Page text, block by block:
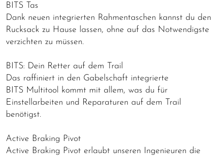
BITS Tas
Dank neuen integrierten Rahmentaschen kannst du den
Rucksack zu Hause lassen, ohne auf das Notwendigste
verzichten zu müssen.
BITS: Dein Retter auf dem Trail
Das raffiniert in den Gabelschaft integrierte
BITS Multitool kommt mit allem, was du für
Einstellarbeiten und Reparaturen auf dem Trail
benötigst.
Active Braking Pivot
Active Braking Pivot erlaubt unseren Ingenieuren die